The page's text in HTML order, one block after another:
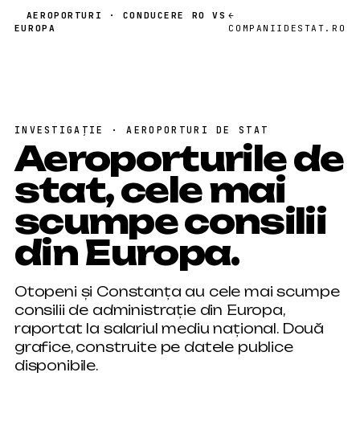
AEROPORTURI · CONDUCERE RO VS
EUROPA
←
COMPANIIDESTAT.RO
INVESTIGAȚIE · AEROPORTURI DE STAT
Aeroporturile de
stat,cele mai
scumpe consilii
din Europa.
Otopeni și Constanța au cele mai scumpe
consilii de administrație din Europa,
raportat la salariul mediu național. Două
grafice, construite pe datele publice
disponibile.